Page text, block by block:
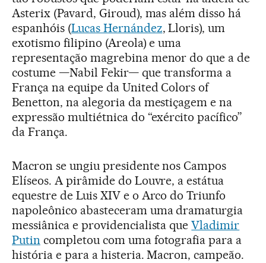
Asterix (Pavard, Giroud), mas além disso há
espanhóis (Lucas Hernández, Lloris), um
exotismo filipino (Areola) e uma
representação magrebina menor do que a de
costume —Nabil Fekir— que transforma a
França na equipe da United Colors of
Benetton, na alegoria da mestiçagem e na
expressão multiétnica do “exército pacífico”
da França.
Macron se ungiu presidente nos Campos
Elíseos. A pirâmide do Louvre, a estátua
equestre de Luis XIV e o Arco do Triunfo
napoleônico abasteceram uma dramaturgia
messiânica e providencialista queVladimir
Putin completou com uma fotografia para a
história e para a histeria. Macron, campeão.